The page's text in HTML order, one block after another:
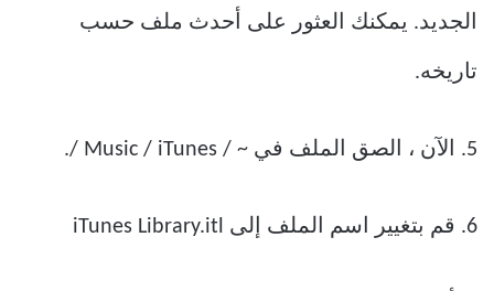
الجديد. يمكنك العثور على أحدث ملف حسب
تاريخه.
5. الآن ، الصق الملف في ~ / Music / iTunes /.
6. قم بتغيير اسم الملف إلى iTunes Library.itl